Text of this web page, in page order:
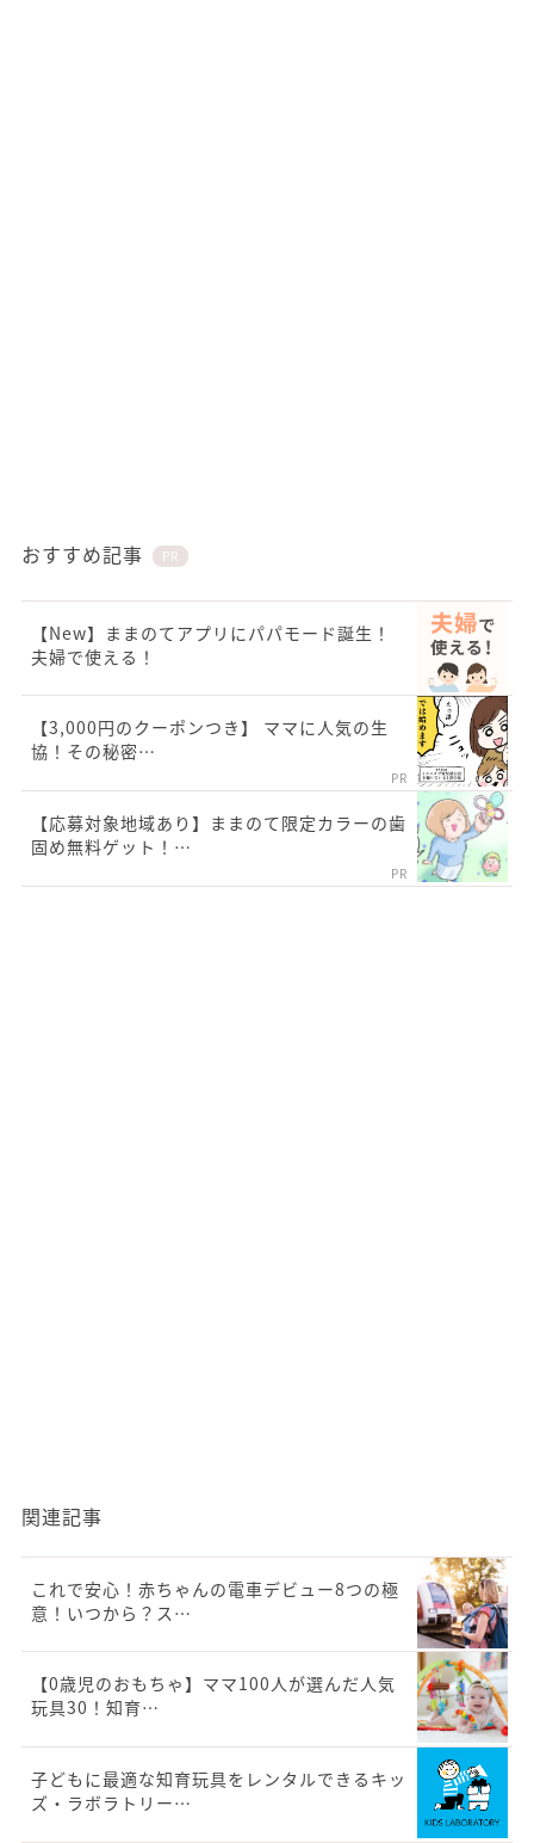
おすすめ記事 PR
【New】ままのてアプリにパパモード誕生！
夫婦で使える！
【3,000円のクーポンつき】 ママに人気の生
協！その秘密…
PR
【応募対象地域あり】ままのて限定カラーの歯
固め無料ゲット！…
PR
関連記事
これで安心！赤ちゃんの電車デビュー8つの極
意！いつから？ス…
【0歳児のおもちゃ】ママ100人が選んだ人気
玩具30！知育…
子どもに最適な知育玩具をレンタルできるキッ
ズ・ラボラトリー…